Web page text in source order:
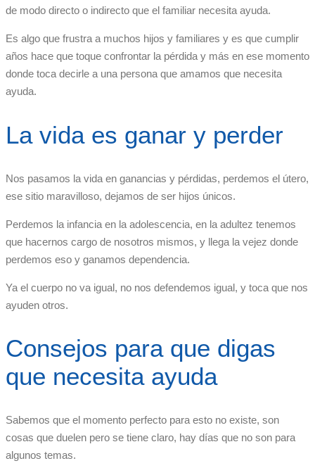
de modo directo o indirecto que el familiar necesita ayuda.
Es algo que frustra a muchos hijos y familiares y es que cumplir
años hace que toque confrontar la pérdida y más en ese momento
donde toca decirle a una persona que amamos que necesita
ayuda.
La vida es ganar y perder
Nos pasamos la vida en ganancias y pérdidas, perdemos el útero,
ese sitio maravilloso, dejamos de ser hijos únicos.
Perdemos la infancia en la adolescencia, en la adultez tenemos
que hacernos cargo de nosotros mismos, y llega la vejez donde
perdemos eso y ganamos dependencia.
Ya el cuerpo no va igual, no nos defendemos igual, y toca que nos
ayuden otros.
Consejos para que digas
que necesita ayuda
Sabemos que el momento perfecto para esto no existe, son
cosas que duelen pero se tiene claro, hay días que no son para
algunos temas.